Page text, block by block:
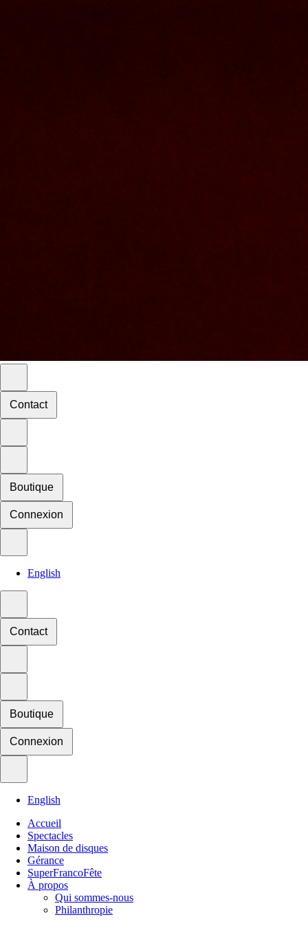
Contact
Boutique
Connexion
English
Contact
Boutique
Connexion
English
Accueil
Spectacles
Maison de disques
Gérance
SuperFrancoFête
À propos
Qui sommes-nous
Philanthropie